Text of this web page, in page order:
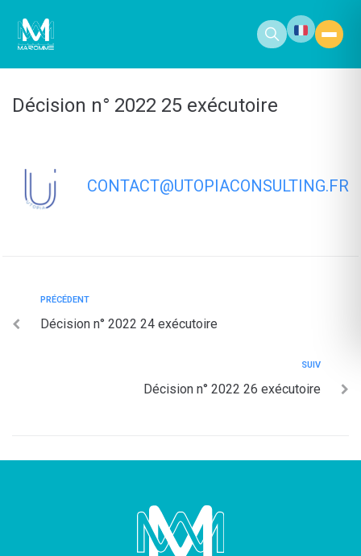
principal
Décision n° 2022 25 exécutoire
CONTACT@UTOPIACONSULTING.FR
PRÉCÉDENT
Décision n° 2022 24 exécutoire
SUIV
Décision n° 2022 26 exécutoire